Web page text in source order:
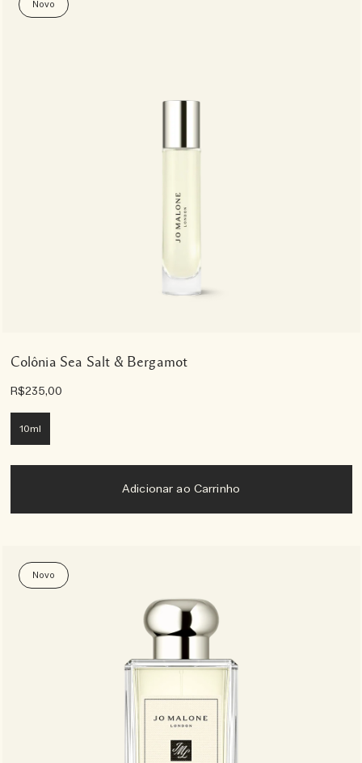
Novo
Colônia Sea Salt & Bergamot
R$235,00
10ml
Adicionar ao Carrinho
Novo